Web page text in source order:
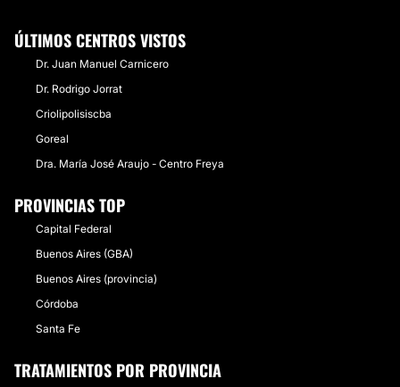
ÚLTIMOS CENTROS VISTOS
Dr. Juan Manuel Carnicero
Dr. Rodrigo Jorrat
Criolipolisiscba
Goreal
Dra. María José Araujo - Centro Freya
PROVINCIAS TOP
Capital Federal
Buenos Aires (GBA)
Buenos Aires (provincia)
Córdoba
Santa Fe
TRATAMIENTOS POR PROVINCIA